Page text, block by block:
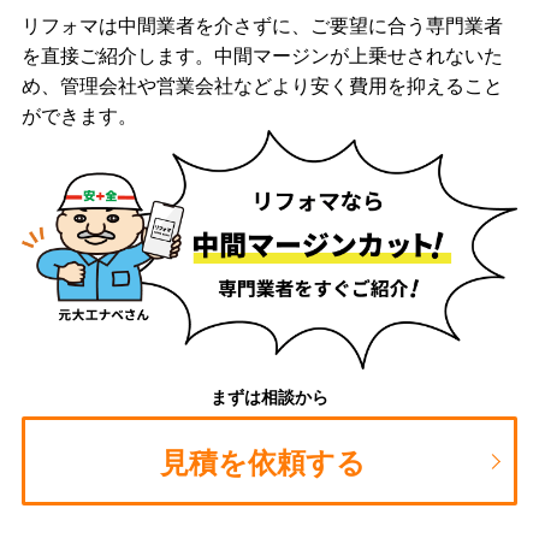
リフォマは中間業者を介さずに、ご要望に合う専門業者
を直接ご紹介します。中間マージンが上乗せされないた
め、管理会社や営業会社などより安く費用を抑えること
ができます。
まずは相談から
見積を依頼する